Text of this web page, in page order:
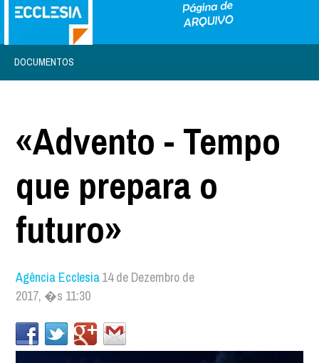
DOCUMENTOS
«Advento - Tempo
que prepara o
futuro»
Agência Ecclesia14 de Dezembro de
2017, �s 11:30